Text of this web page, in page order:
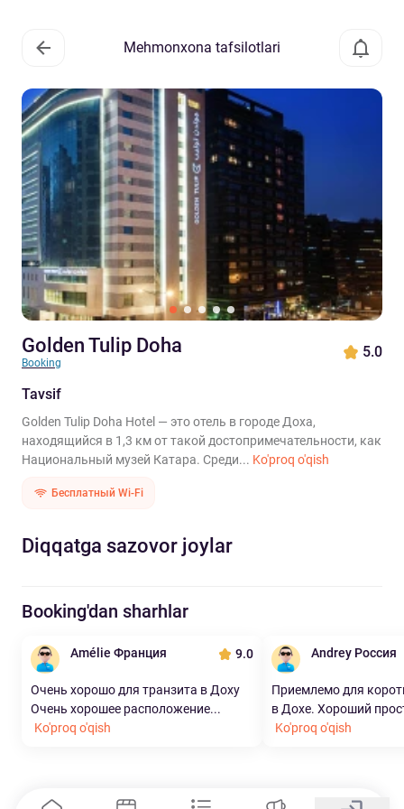
Mehmonxona tafsilotlari
Golden Tulip Doha
Booking
5.0
Tavsif
Golden Tulip Doha Hotel — это отель в городе Доха,
находящийся в 1,3 км от такой достопримечательности, как
Национальный музей Катара. Среди... Ko'proq o'qish
Бесплатный Wi-Fi
Diqqatga sazovor joylar
Booking'dan sharhlar
Amélie Франция 9.0
Очень хорошо для транзита в Доху
Очень хорошее расположение...
Ko'proq o'qish
Andrey Россия
Приемлемо для
в Дохе. Хороший
Ko'proq o'qish